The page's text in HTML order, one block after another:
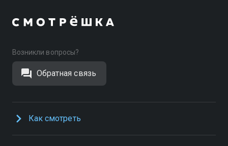
Возникли вопросы?
Обратная связь
Как смотреть